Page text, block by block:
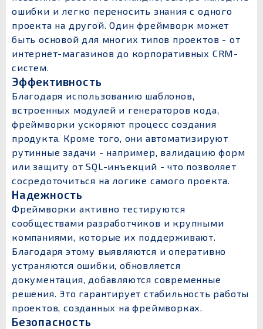
ошибки и легко переносить знания с одного
проекта на другой. Один фреймворк может
быть основой для многих типов проектов - от
интернет-магазинов до корпоративных CRM-
систем.
Эффективность
Благодаря использованию шаблонов,
встроенных модулей и генераторов кода,
фреймворки ускоряют процесс создания
продукта. Кроме того, они автоматизируют
рутинные задачи - например, валидацию форм
или защиту от SQL-инъекций - что позволяет
сосредоточиться на логике самого проекта.
Надежность
Фреймворки активно тестируются
сообществами разработчиков и крупными
компаниями, которые их поддерживают.
Благодаря этому выявляются и оперативно
устраняются ошибки, обновляется
документация, добавляются современные
решения. Это гарантирует стабильность работы
проектов, созданных на фреймворках.
Безопасность